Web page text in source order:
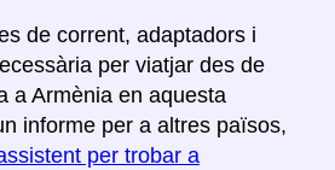
de corrent, adaptadors i
per viatjar des de
a Armènia en aquesta
informe per a altres països,
per trobar a